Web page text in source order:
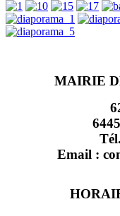
MAIRIE
Email :